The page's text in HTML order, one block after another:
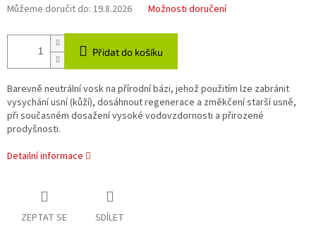
Můžeme doručit do: 19.8.2026 Možnosti doručení
Přidat do košíku
Barevně neutrální vosk na přírodní bázi, jehož použitím lze zabránit
vysychání usní (kůží), dosáhnout regenerace a změkčení starší usně,
při současném dosažení vysoké vodovzdornosti a přirozené
prodyšnosti.
Detailní informace
ZEPTAT SE SDÍLET